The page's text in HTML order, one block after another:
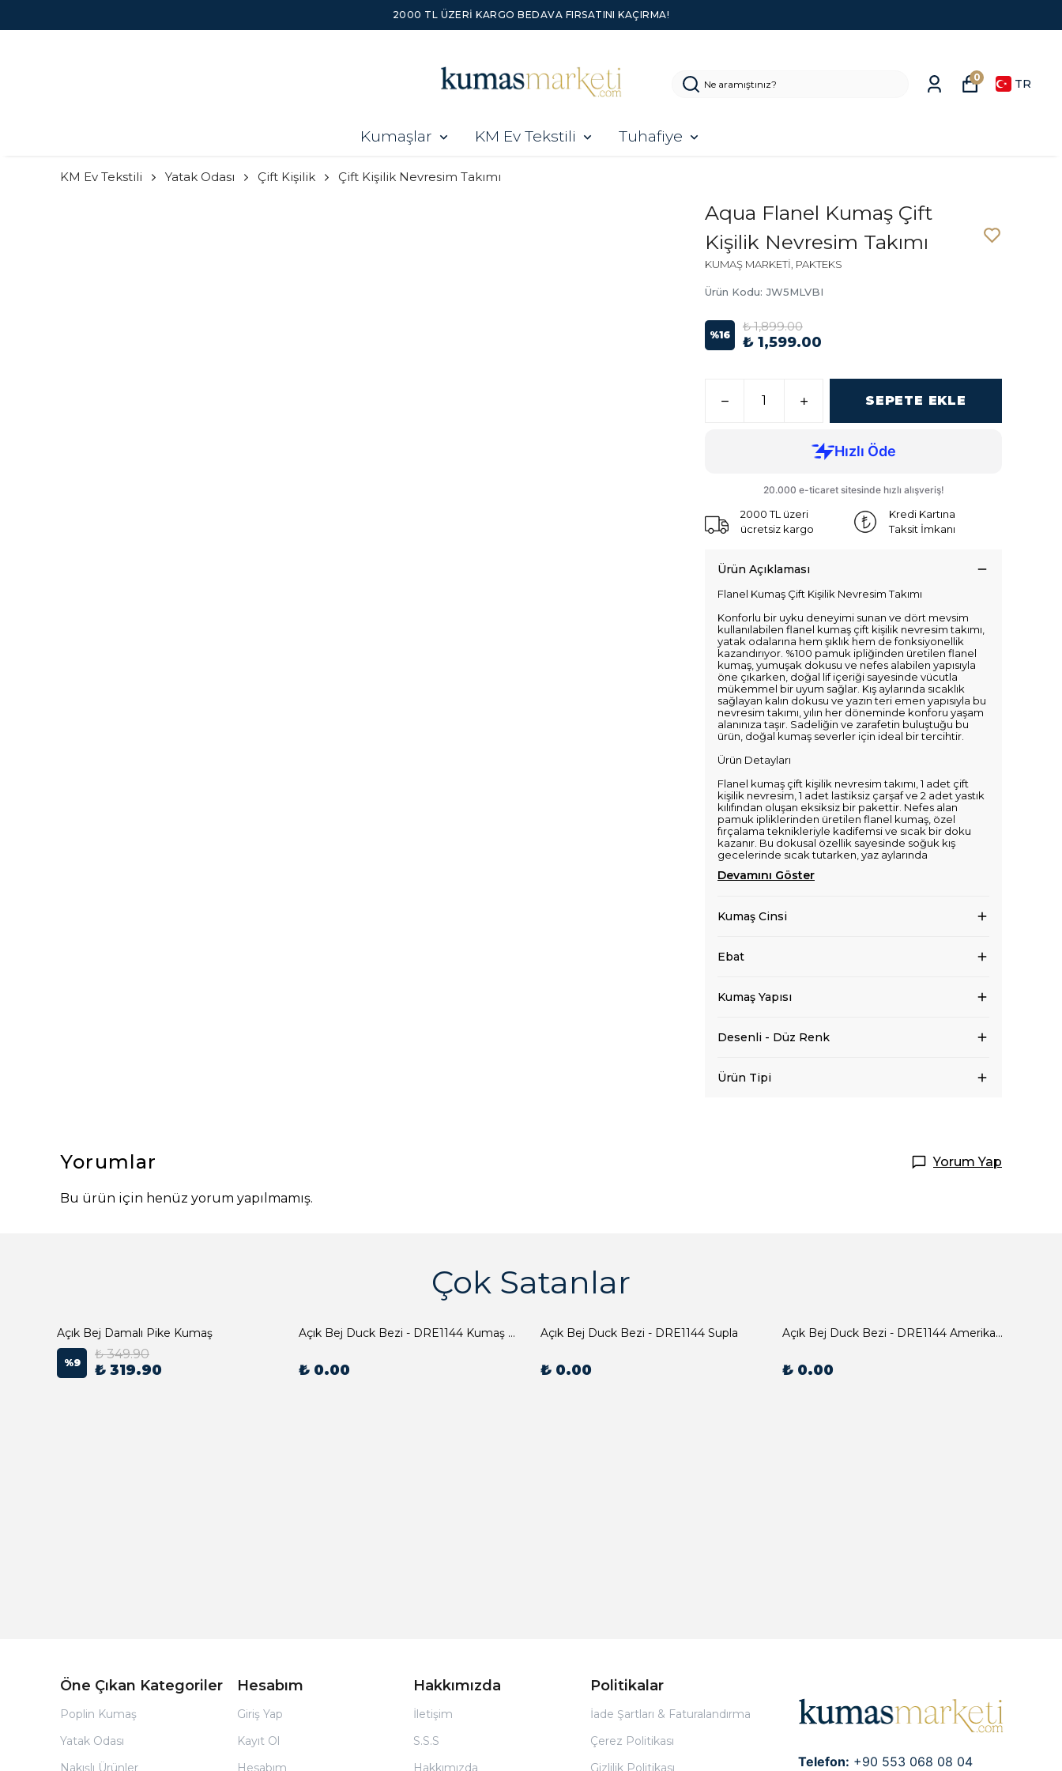
2000 TL ÜZERI KARGO BEDAVA FIRSATINI KAÇIRMA!
Kumaşlar KM Ev Tekstili Tuhafiye
0 TR
KM Ev Tekstili Yatak Odası Çift Kişilik Çift Kişilik Nevresim Takımı
Aqua Flanel Kumaş Çift
Kişilik Nevresim Takımı
KUMAŞ MARKETİ, PAKTEKS
Ürün Kodu: JW5MLVBI
%16
₺ 1,899.00
₺ 1,599.00
SEPETE EKLE
2000 TL üzeri
ücretsiz kargo
Kredi Kartına
Taksit İmkanı
Ürün Açıklaması
Flanel Kumaş Çift Kişilik Nevresim Takımı
Konforlu bir uyku deneyimi sunan ve dört mevsim
kullanılabilen flanel kumaş çift kişilik nevresim takımı,
yatak odalarına hem şıklık hem de fonksiyonellik
kazandırıyor. %100 pamuk ipliğinden üretilen flanel
kumaş, yumuşak dokusu ve nefes alabilen yapısıyla
öne çıkarken, doğal lif içeriği sayesinde vücutla
mükemmel bir uyum sağlar. Kış aylarında sıcaklık
sağlayan kalın dokusu ve yazın teri emen yapısıyla bu
nevresim takımı, yılın her döneminde konforu yaşam
alanınıza taşır. Sadeliğin ve zarafetin buluştuğu bu
ürün, doğal kumaş severler için ideal bir tercihtir.
Ürün Detayları
Flanel kumaş çift kişilik nevresim takımı, 1 adet çift
kişilik nevresim, 1 adet lastiksiz çarşaf ve 2 adet yastık
kılıfından oluşan eksiksiz bir pakettir. Nefes alan
pamuk ipliklerinden üretilen flanel kumaş, özel
fırçalama teknikleriyle kadifemsi ve sıcak bir doku
kazanır. Bu dokusal özellik sayesinde soğuk kış
gecelerinde sıcak tutarken, yaz aylarında
Devamını Göster
Kumaş Cinsi
Ebat
Kumaş Yapısı
Desenli - Düz Renk
Ürün Tipi
Yorumlar Yorum Yap
Bu ürün için henüz yorum yapılmamış.
Çok Satanlar
Açık Bej Damalı Pike Kumaş
%9
₺ 349.90
₺ 319.90
Açık Bej Duck Bezi - DRE1144 Kumaş Peçete
₺ 0.00
Açık Bej Duck Bezi - DRE1144 Supla
₺ 0.00
Açık Bej Duck Bezi - DRE1144 Amerikan Servis
₺ 0.00
Öne Çıkan Kategoriler
Poplin Kumaş
Yatak Odası
Nakışlı Ürünler
Hesabım
Giriş Yap
Kayıt Ol
Hesabım
Hakkımızda
İletişim
S.S.S
Hakkımızda
Politikalar
İade Şartları & Faturalandırma
Çerez Politikası
Gizlilik Politikası
Telefon: +90 553 068 08 04